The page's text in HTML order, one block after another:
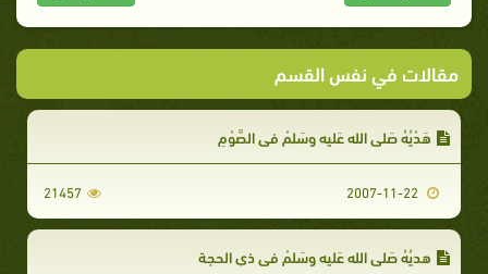
مقالات في نفس القسم
هَدْيُهُ صَلى الله عَليه وسَلمْ في الصَّوْمِ
21457
هديُهُ صَلى الله عَليه وسَلمْ في ذي الحجة